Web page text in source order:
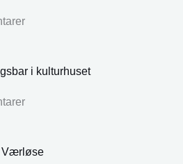
i kulturhuset
Værløse